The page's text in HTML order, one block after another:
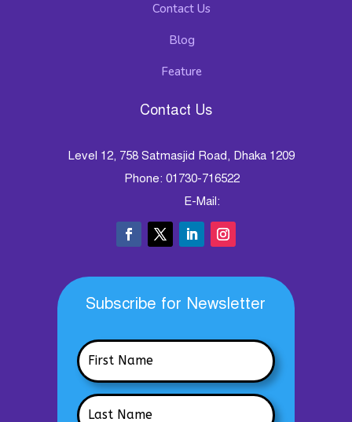
Contact Us
Blog
Feature
Contact Us
Level 12, 758 Satmasjid Road, Dhaka 1209
Phone: 01730-716522
E-Mail:
Subscribe for Newsletter